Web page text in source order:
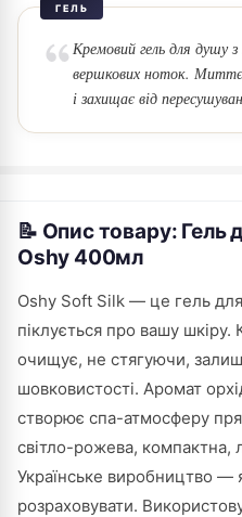
ГЕЛЬ
Кремовий гель для душу
вершкових ноток.
і захищає від
📝 Опис товару:
Oshy 400мл
Oshy Soft Silk — це гель
піклується про вашу
очищує, не стягуючи,
шовковистості. Аромат
створює спа-атмосферу
світло-рожева, компактна,
Українське виробництво —
розраховувати.